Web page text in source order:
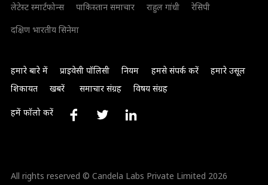
लेटेस्ट स्मार्टफोन्स
पाकिस्तान समाचार राहुल गांधी
रेसिपी
दक्षिण भारतीय सिनेमा
हमारे बारे में प्राइवेसी पॉलिसी नियम हमसे संपर्क करें
हमारे उसूल
शिकायत
खबरें समाचार संग्रह विषय संग्रह
हमें फॉलो करें
All rights reserved © Candela Labs Private Limited 2026